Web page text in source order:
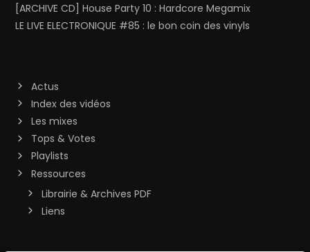
[ARCHIVE CD] House Party 10 : Hardcore Megamix
LE LIVE ELECTRONIQUE #85 : le bon coin des vinyls
Actus
Index des vidéos
Les mixes
Tops & Votes
Playlists
Ressources
Librairie & Archives PDF
Liens